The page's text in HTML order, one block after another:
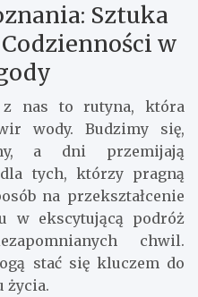
Sztuka
w
z nas to rutyna, która
wody. Budzimy się,
a dni przemijają
tych, którzy pragną
na przekształcenie
w ekscytującą podróż
chwil.
stać się kluczem do
życia.